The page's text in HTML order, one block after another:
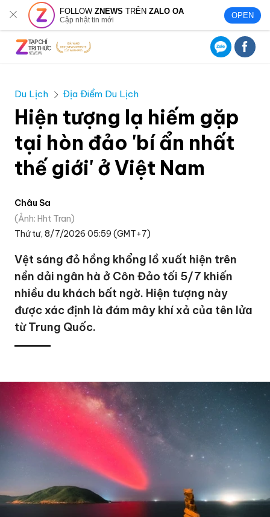
FOLLOWZNEWS TRÊNZALO OA
Cập nhật tin mới OPEN
Du Lịch Địa Điểm Du Lịch
Hiện tượng lạ hiếm gặp
tại hòn đảo 'bí ẩn nhất
thế giới' ở Việt Nam
Châu Sa
Ảnh: Hht Tran
Thứ tư, 8/7/2026 05:59 (GMT+7)
Vệt sáng đỏ hồng khổng lồ xuất hiện trên
nền dải ngân hà ở Côn Đảo tối 5/7 khiến
nhiều du khách bất ngờ. Hiện tượng này
được xác định là đám mây khí xả của tên lửa
từ Trung Quốc.